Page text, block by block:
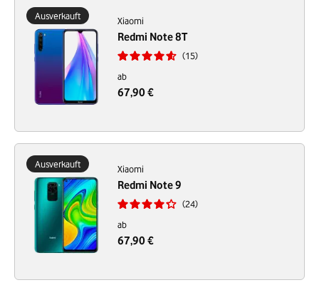
Ausverkauft Xiaomi
Redmi Note 8T
15
ab
67,90 €
Ausverkauft Xiaomi
Redmi Note 9
24
ab
67,90 €